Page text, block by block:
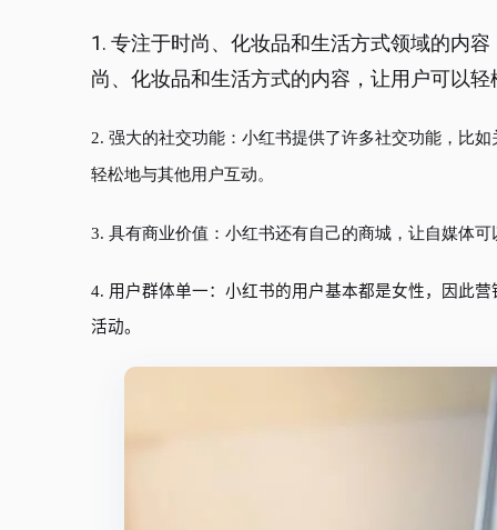
1. 专注于时尚、化妆品和生活方式领域的内
尚、化妆品和生活方式的内容，让用户可以
2. 强大的社交功能：小红书提供了许多社交功能，比
轻松地与其他用户互动。
3. 具有商业价值：小红书还有自己的商城，让自媒体
4. 用户群体单一：小红书的用户基本都是女性，因此
活动。